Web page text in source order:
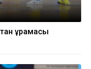
құрамасы